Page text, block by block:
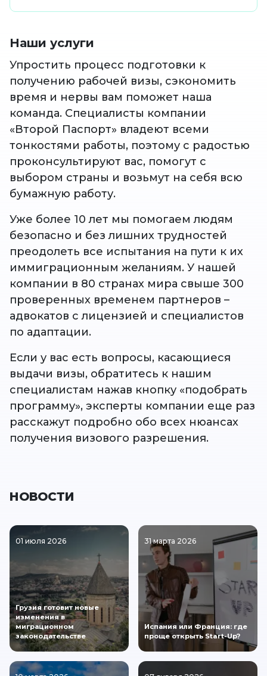
Наши услуги
Упростить процесс подготовки к
получению рабочей визы, сэкономить
время и нервы вам поможет наша
команда. Специалисты компании
«Второй Паспорт» владеют всеми
тонкостями работы, поэтому с радостью
проконсультируют вас, помогут с
выбором страны и возьмут на себя всю
бумажную работу.
Уже более 10 лет мы помогаем людям
безопасно и без лишних трудностей
преодолеть все испытания на пути к их
иммиграционным желаниям. У нашей
компании в 80 странах мира свыше 300
проверенных временем партнеров –
адвокатов с лицензией и специалистов
по адаптации.
Если у вас есть вопросы, касающиеся
выдачи визы, обратитесь к нашим
специалистам нажав кнопку «подобрать
программу», эксперты компании еще раз
расскажут подробно обо всех нюансах
получения визового разрешения.
НОВОСТИ
01 июля 2026
Грузия готовит новые
изменения в
миграционном
законодательстве
31 марта 2026
Испания или Франция: где
проще открыть Start-Up?